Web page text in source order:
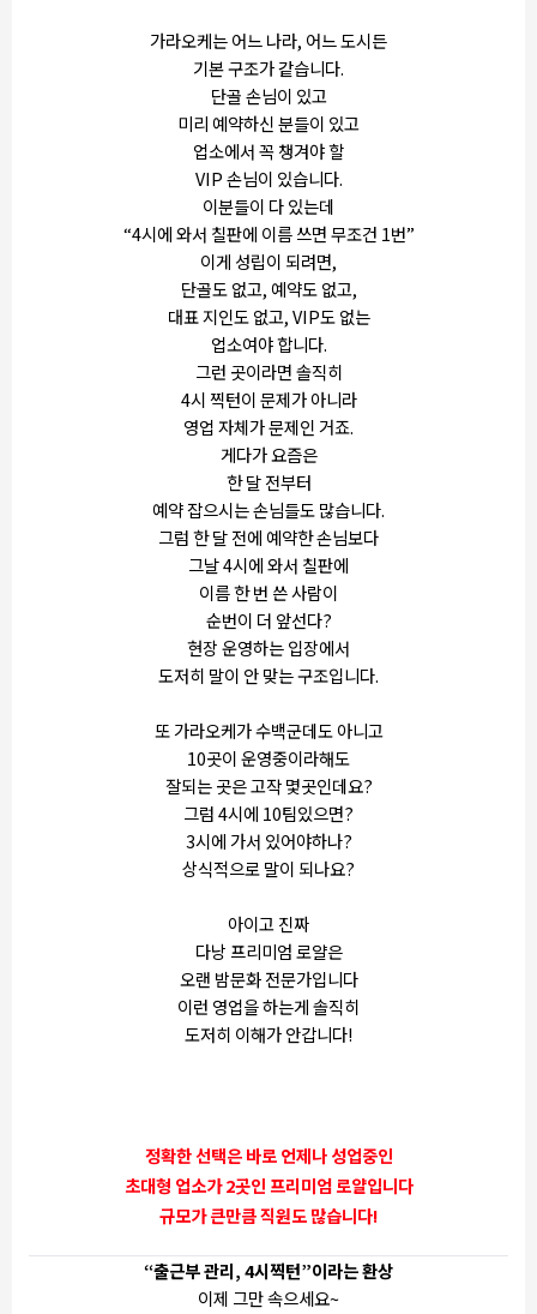
가라오케는 어느 나라, 어느 도시든
기본 구조가 같습니다.
단골 손님이 있고
미리 예약하신 분들이 있고
업소에서 꼭 챙겨야 할
VIP 손님이 있습니다.
이분들이 다 있는데
“4시에 와서 칠판에 이름 쓰면 무조건 1번”
이게 성립이 되려면,
단골도 없고, 예약도 없고,
대표 지인도 없고, VIP도 없는
업소여야 합니다.
그런 곳이라면 솔직히
4시 찍턴이 문제가 아니라
영업 자체가 문제인 거죠.
게다가 요즘은
한 달 전부터
예약 잡으시는 손님들도 많습니다.
그럼 한 달 전에 예약한 손님보다
그날 4시에 와서 칠판에
이름 한 번 쓴 사람이
순번이 더 앞선다?
현장 운영하는 입장에서
도저히 말이 안 맞는 구조입니다.
또 가라오케가 수백군데도 아니고
10곳이 운영중이라해도
잘되는 곳은 고작 몇곳인데요?
그럼 4시에 10팀있으면?
3시에 가서 있어야하나?
상식적으로 말이 되나요?
아이고 진짜
다낭 프리미엄 로얄은
오랜 밤문화 전문가입니다
이런 영업을 하는게 솔직히
도저히 이해가 안갑니다!
정확한 선택은 바로 언제나 성업중인
초대형 업소가 2곳인 프리미엄 로얄입니다
규모가 큰만큼 직원도 많습니다!
“출근부 관리, 4시찍턴”이라는 환상
이제 그만 속으세요~